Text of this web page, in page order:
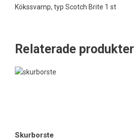
Kökssvamp, typ Scotch Brite 1 st
Relaterade produkter
Skurborste